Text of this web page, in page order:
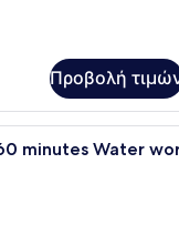
Προβολή
δωμάτιο ξενοδοχείου
minutes Water